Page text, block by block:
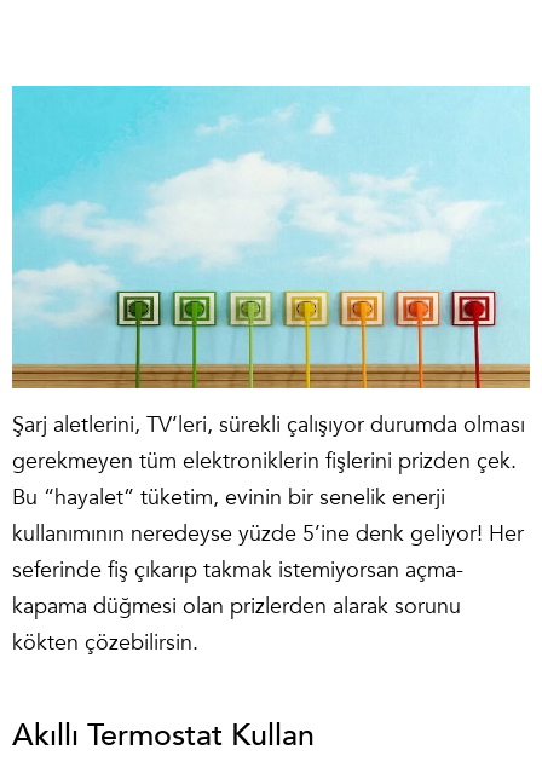
Şarj aletlerini, TV’leri, sürekli çalışıyor durumda olması
gerekmeyen tüm elektroniklerin fişlerini prizden çek.
Bu “hayalet” tüketim, evinin bir senelik enerji
kullanımının neredeyse yüzde 5’ine denk geliyor! Her
seferinde fiş çıkarıp takmak istemiyorsan açma-
kapama düğmesi olan prizlerden alarak sorunu
kökten çözebilirsin.
Akıllı Termostat Kullan